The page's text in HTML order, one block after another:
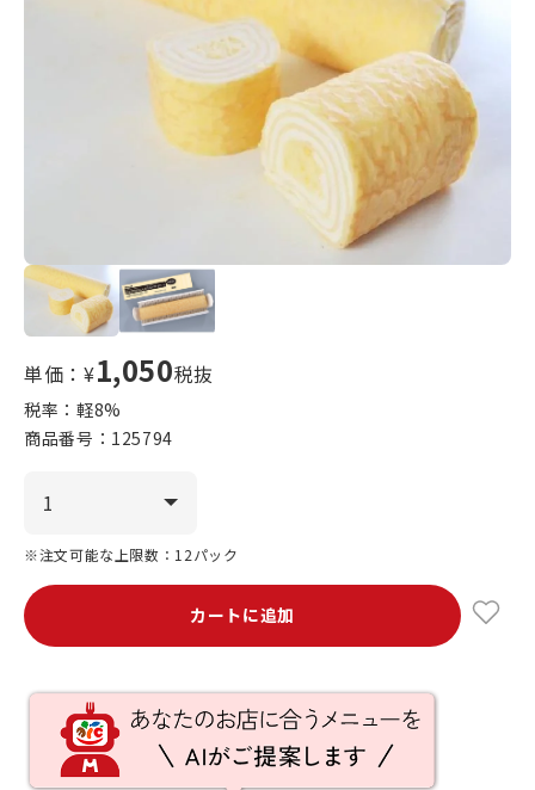
単価：¥1,050税抜
税率：軽8%
商品番号： 125794
※注文可能な上限数：12パック
カートに追加